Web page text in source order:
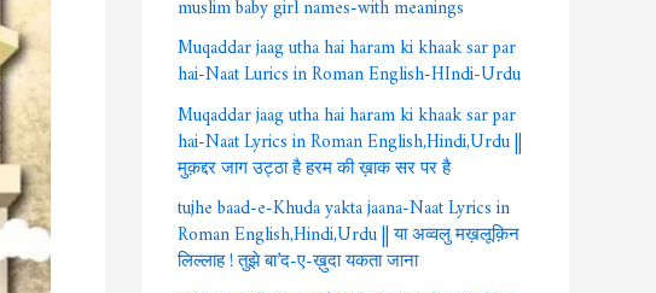
Muqaddar jaag utha hai haram ki khaak sar par
hai-Naat Lurics in Roman English-HIndi-Urdu
Muqaddar jaag utha hai haram ki khaak sar par
hai-Naat Lyrics in Roman English,Hindi,Urdu ||
मुक़द्दर जाग उट्ठा है हरम की ख़ाक सर पर है
tujhe baad-e-Khuda yakta jaana-Naat Lyrics in
Roman English,Hindi,Urdu || या अव्वलु मख़लूक़िन
लिल्लाह ! तुझे बा’द-ए-ख़ुदा यकता जाना